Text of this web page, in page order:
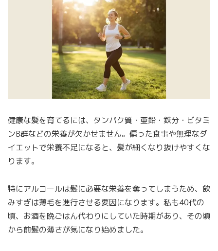
健康な髪を育てるには、タンパク質・亜鉛・鉄分・ビタミ
ンB群などの栄養が欠かせません。偏った食事や無理なダ
イエットで栄養不足になると、髪が細くなり抜けやすくな
ります。
特にアルコールは髪に必要な栄養を奪ってしまうため、飲
みすぎは薄毛を進行させる要因になります。私も40代の
頃、お酒を晩ごはん代わりにしていた時期があり、その頃
から前髪の薄さが気になり始めました。